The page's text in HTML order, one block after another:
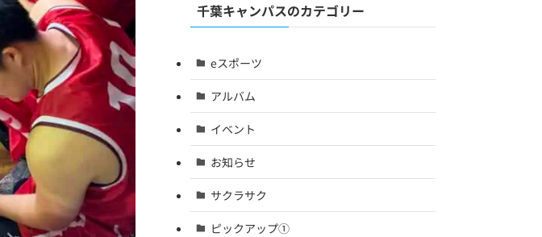
千葉キャンパスのカテゴリー
eスポーツ
アルバム
イベント
お知らせ
サクラサク
ピックアップ①